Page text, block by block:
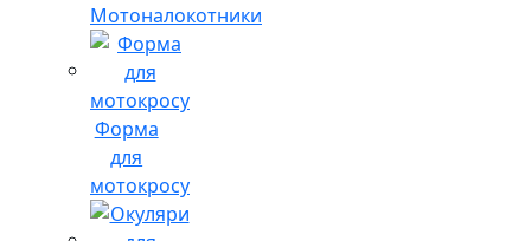
Мотоналокотники
Форма
для
мотокросу